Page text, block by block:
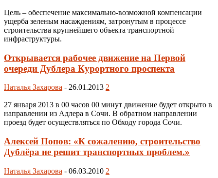
Цель – обеспечение максимально-возможной компенсации
ущерба зеленым насаждениям, затронутым в процессе
строительства крупнейшего объекта транспортной
инфраструктуры.
Открывается рабочее движение на Первой
очереди Дублера Курортного проспекта
Наталья Захарова - 26.01.2013 2
27 января 2013 в 00 часов 00 минут движение будет открыто в
направлении из Адлера в Сочи. В обратном направлении
проезд будет осуществляться по Обходу города Сочи.
Алексей Попов: «К сожалению, строительство
Дублёра не решит транспортных проблем.»
Наталья Захарова - 06.03.2010 2